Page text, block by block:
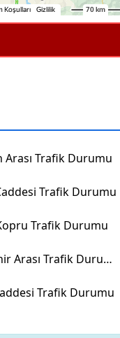
Arası Trafik Durumu
Trafik Durumu
Trafik Durumu
Kırşehir Eskişehir Arası Trafik Durumu
Trafik Durumu